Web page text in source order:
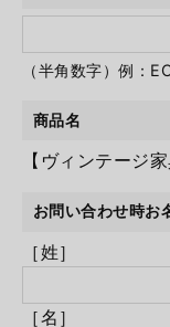
（半角数字）例
商品名
【ヴィンテージ
お問い合わせ時お
［姓］
［名］